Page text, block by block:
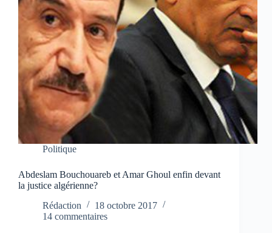
Politique
Abdeslam Bouchouareb et Amar Ghoul enfin devant
la justice algérienne?
Rédaction
18 octobre 2017
14 commentaires